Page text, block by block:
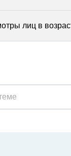
лиц в